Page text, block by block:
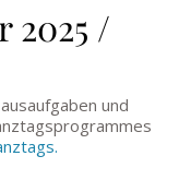
2025 /
und